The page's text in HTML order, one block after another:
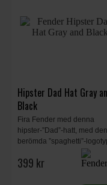
Hipster Dad Hat Gray
Black
Fira Fender med denna
hipster-”Dad”-hatt, med den
berömda ”spaghetti”-
broderad på framsidan.
399 kr